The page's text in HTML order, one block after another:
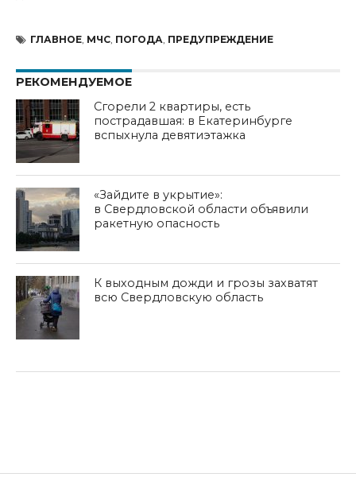
ГЛАВНОЕ, МЧС, ПОГОДА ПРЕДУПРЕЖДЕНИЕ
РЕКОМЕНДУЕМОЕ
Сгорели 2 квартиры, есть
пострадавшая: в Екатеринбурге
вспыхнула девятиэтажка
«Зайдите в укрытие»:
в Свердловской области объявили
ракетную опасность
К выходным дожди и грозы захватят
всю Свердловскую область